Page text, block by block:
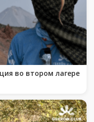
во втором лагере